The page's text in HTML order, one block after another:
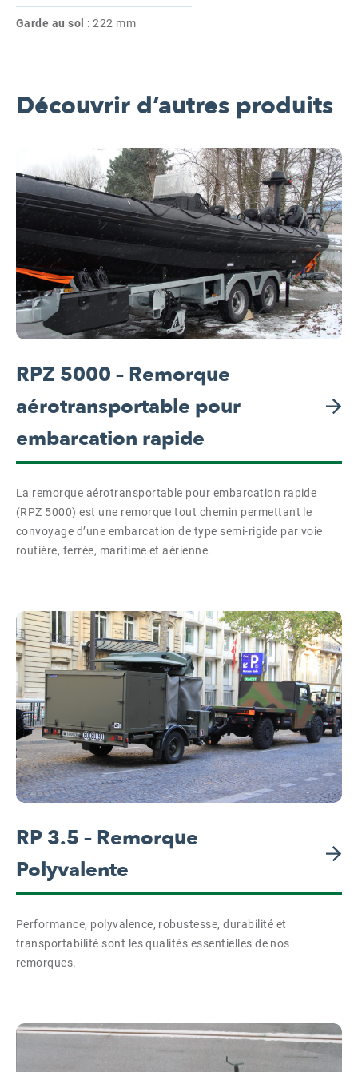
Garde au sol :222 mm
Découvrir d’autres produits
RPZ 5000 – Remorque
aérotransportable pour
embarcation rapide
La remorque aérotransportable pour embarcation rapide
(RPZ 5000) est une remorque tout chemin permettant le
convoyage d’une embarcation de type semi-rigide par voie
routière, ferrée, maritime et aérienne.
RP 3.5 – Remorque
Polyvalente
Performance, polyvalence, robustesse, durabilité et
transportabilité sont les qualités essentielles de nos
remorques.